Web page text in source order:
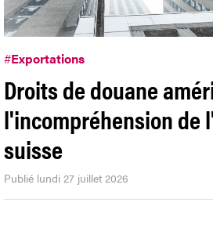
#Exportations
Droits de douane
l'incompréhension de
suisse
Publié lundi 27 juillet 2026